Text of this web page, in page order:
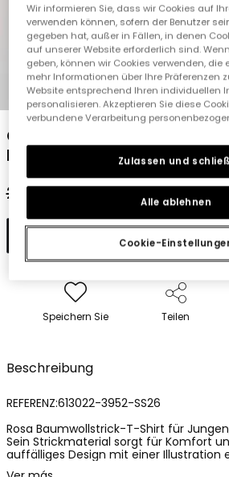
1 2 3 4
Orangenes T-Shirt für
Druckmuster
22,95 € 11,45 €
In den
Speichern Sie Teilen
Beschreibung
REFERENZ:613022-3952-SS26
Rosa Baumwollstrick-T-Shirt für
Sein Strickmaterial sorgt für Komfort
auffälliges Design mit einer Illustration
farbenfrohen Texten auf der
Wir informieren Sie, dass wir Cookies auf
verwenden können, sofern der Benutzer
gegeben hat, außer in Fällen, in denen
auf unserer Website erforderlich sind.
geben, können wir Cookies verwenden, die
mehr Informationen über Ihre Präferenzen
Website entsprechend Ihren individuellen
personalisieren. Akzeptieren Sie diese
verbundene Verarbeitung
Cookie-
Alle ablehnen
Zulassen und